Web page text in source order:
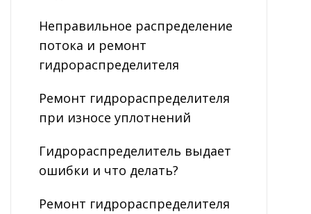
Неправильное распределение
потока и ремонт
гидрораспределителя
Ремонт гидрораспределителя
при износе уплотнений
Гидрораспределитель выдает
ошибки и что делать?
Ремонт гидрораспределителя